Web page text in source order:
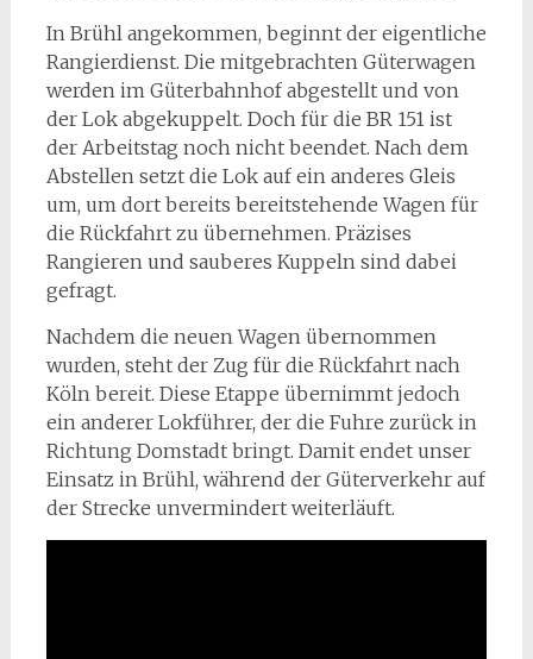
In Brühl angekommen, beginnt der eigentliche
Rangierdienst. Die mitgebrachten Güterwagen
werden im Güterbahnhof abgestellt und von
der Lok abgekuppelt. Doch für die BR 151 ist
der Arbeitstag noch nicht beendet. Nach dem
Abstellen setzt die Lok auf ein anderes Gleis
um, um dort bereits bereitstehende Wagen für
die Rückfahrt zu übernehmen. Präzises
Rangieren und sauberes Kuppeln sind dabei
gefragt.
Nachdem die neuen Wagen übernommen
wurden, steht der Zug für die Rückfahrt nach
Köln bereit. Diese Etappe übernimmt jedoch
ein anderer Lokführer, der die Fuhre zurück in
Richtung Domstadt bringt. Damit endet unser
Einsatz in Brühl, während der Güterverkehr auf
der Strecke unvermindert weiterläuft.